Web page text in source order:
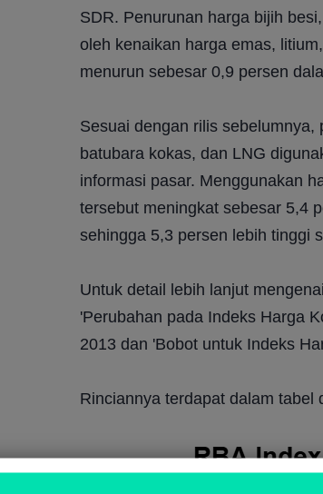
SDR. Penurunan harga bijih
oleh kenaikan harga emas,
menurun sebesar 0,9 persen
Sesuai dengan rilis
batubara kokas, dan LNG
informasi pasar. Menggunakan
tersebut meningkat sebesar 5,4
sehingga 5,3 persen lebih tinggi
Untuk detail lebih lanjut
'Perubahan pada Indeks Harga
2013 dan 'Bobot untuk Indeks
Rinciannya terdapat dalam tabel